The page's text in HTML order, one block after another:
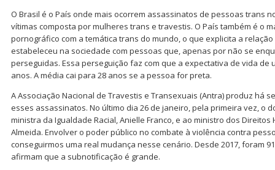
O Brasil é o País onde mais ocorrem assassinatos de pessoas trans
vítimas composta por mulheres trans e travestis. O País também é o
pornográfico com a temática trans do mundo, o que explicita a
estabeleceu na sociedade com pessoas que, apenas por não se
perseguidas. Essa perseguição faz com que a expectativa de vida de
anos. A média cai para 28 anos se a pessoa for preta.
A Associação Nacional de Travestis e Transexuais (Antra) produz há
esses assassinatos. No último dia 26 de janeiro, pela primeira vez, o
ministra da Igualdade Racial, Anielle Franco, e ao ministro dos
Almeida. Envolver o poder público no combate à violência contra
conseguirmos uma real mudança nesse cenário. Desde 2017, foram
afirmam que a subnotificação é grande.